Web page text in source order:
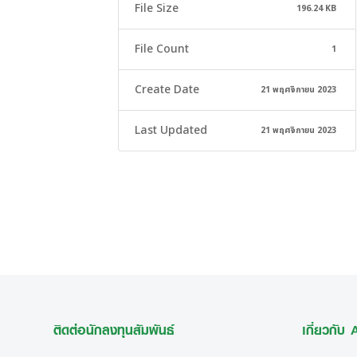
File Size 196.24 KB
File Count 1
Create Date 21 พฤศจิกายน 2023
Last Updated 21 พฤศจิกายน 2023
ติดต่อนักลงทุนสัมพันธ์ เกี่ยวกับ